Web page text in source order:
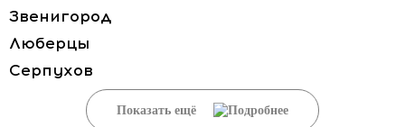
Звенигород
Люберцы
Серпухов
Показать ещё